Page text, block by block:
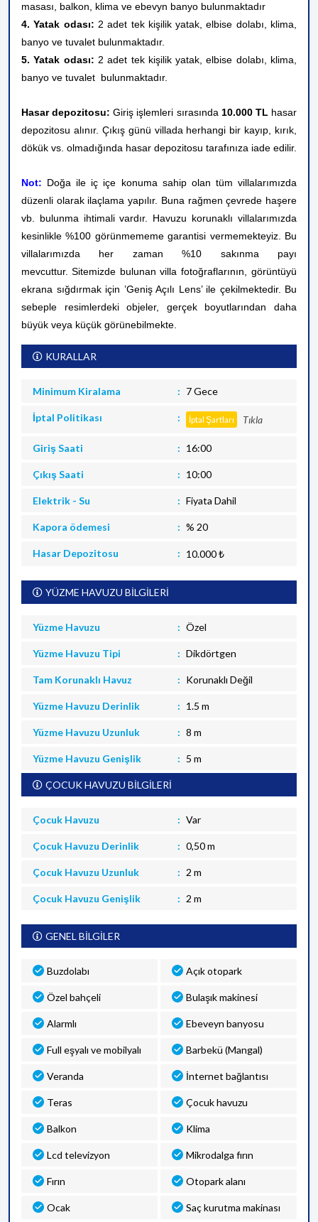
masası, balkon, klima ve ebevyn banyo bulunmaktadır
4. Yatak odası: 2 adet tek kişilik yatak, elbise dolabı, klima,
banyo ve tuvalet bulunmaktadır.
5. Yatak odası: 2 adet tek kişilik yatak, elbise dolabı, klima,
banyo ve tuvalet bulunmaktadır.
Hasar depozitosu: Giriş işlemleri sırasında 10.000 TL hasar
depozitosu alınır. Çıkış günü villada herhangi bir kayıp, kırık,
dökük vs. olmadığında hasar depozitosu tarafınıza iade edilir.
Not: Doğa ile iç içe konuma sahip olan tüm villalarımızda
düzenli olarak ilaçlama yapılır. Buna rağmen çevrede haşere
vb. bulunma ihtimali vardır. Havuzu korunaklı villalarımızda
kesinlikle %100 görünmememe garantisi vermemekteyiz. Bu
villalarımızda her zaman %10 sakınma payı
mevcuttur. Sitemizde bulunan villa fotoğraflarının, görüntüyü
ekrana sığdırmak için ’Geniş Açılı Lens’ ile çekilmektedir. Bu
sebeple resimlerdeki objeler, gerçek boyutlarından daha
büyük veya küçük görünebilmekte.
KURALLAR
Minimum Kiralama 7 Gece
İptal Politikası İptal Şartları Tıkla
Giriş Saati 16:00
Çıkış Saati 10:00
Elektrik - Su Fiyata Dahil
Kapora ödemesi % 20
Hasar Depozitosu 10.000 ₺
YÜZME HAVUZU BİLGİLERİ
Yüzme Havuzu Özel
Yüzme Havuzu Tipi Dikdörtgen
Tam Korunaklı Havuz Korunaklı Değil
Yüzme Havuzu Derinlik 1.5 m
Yüzme Havuzu Uzunluk 8 m
Yüzme Havuzu Genişlik 5 m
ÇOCUK HAVUZU BİLGİLERİ
Çocuk Havuzu Var
Çocuk Havuzu Derinlik 0,50 m
Çocuk Havuzu Uzunluk 2 m
Çocuk Havuzu Genişlik 2 m
GENEL BİLGİLER
Buzdolabı Açık otopark
Özel bahçeli Bulaşık makinesi
Alarmlı Ebeveyn banyosu
Full eşyalı ve mobilyalı Barbekü (Mangal)
Veranda İnternet bağlantısı
Teras Çocuk havuzu
Balkon Klima
Lcd televizyon Mikrodalga fırın
Fırın Otopark alanı
Ocak Saç kurutma makinası